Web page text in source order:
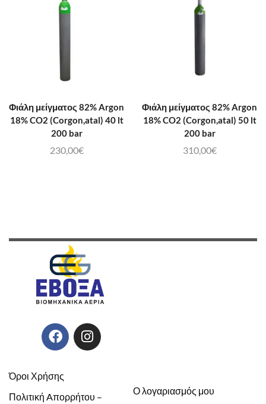
Φιάλη μείγματος 82% Argon
18% CO2 (Corgon,atal) 40 lt
200 bar
230,00€
Φιάλη μείγματος 82% Argon
18% CO2 (Corgon,atal) 50 lt
200 bar
310,00€
Όροι Χρήσης
Πολιτική Aπορρήτου –
Ο λογαριασμός μου